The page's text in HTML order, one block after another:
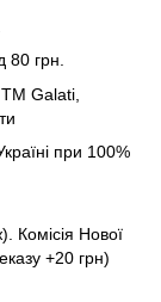
80 грн.
Galati,
при 100%
Комісія Нової
+20 грн)